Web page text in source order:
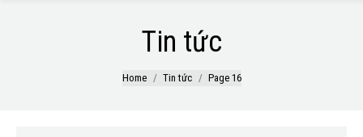
Tin tức
Home Tin tức Page 16